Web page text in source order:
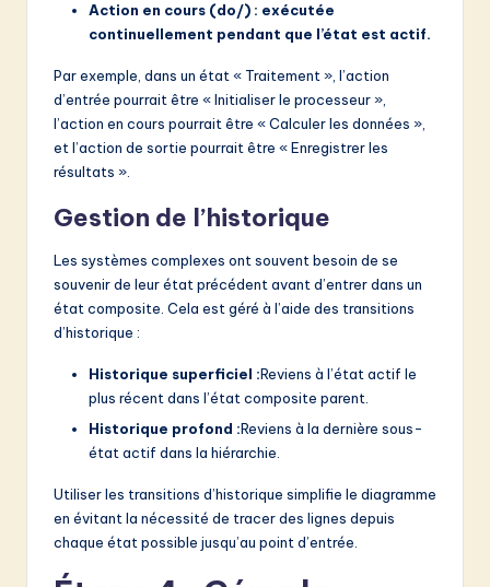
Action en cours (do/) : exécutée
continuellement pendant que l’état est actif.
Par exemple, dans un état « Traitement », l’action
d’entrée pourrait être « Initialiser le processeur »,
l’action en cours pourrait être « Calculer les données »,
et l’action de sortie pourrait être « Enregistrer les
résultats ».
Gestion de l’historique
Les systèmes complexes ont souvent besoin de se
souvenir de leur état précédent avant d’entrer dans un
état composite. Cela est géré à l’aide des transitions
d’historique :
Historique superficiel :Reviens à l’état actif le
plus récent dans l’état composite parent.
Historique profond :Reviens à la dernière sous-
état actif dans la hiérarchie.
Utiliser les transitions d’historique simplifie le diagramme
en évitant la nécessité de tracer des lignes depuis
chaque état possible jusqu’au point d’entrée.